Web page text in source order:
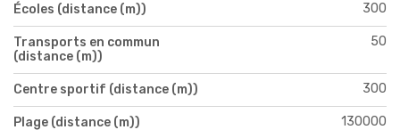
Écoles (distance (m)) 300
Transports en commun
(distance (m))
50
Centre sportif (distance (m)) 300
Plage (distance (m)) 130000